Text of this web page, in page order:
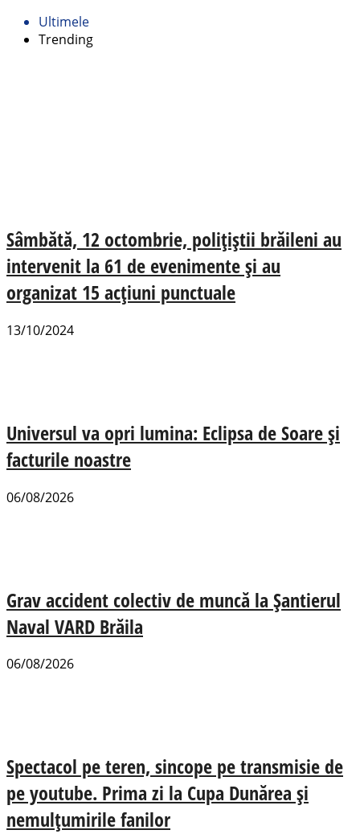
Ultimele
Trending
Sâmbătă, 12 octombrie, polițiștii brăileni au
intervenit la 61 de evenimente și au
organizat 15 acțiuni punctuale
13/10/2024
Universul va opri lumina: Eclipsa de Soare și
facturile noastre
06/08/2026
Grav accident colectiv de muncă la Șantierul
Naval VARD Brăila
06/08/2026
Spectacol pe teren, sincope pe transmisie de
pe youtube. Prima zi la Cupa Dunărea și
nemulțumirile fanilor